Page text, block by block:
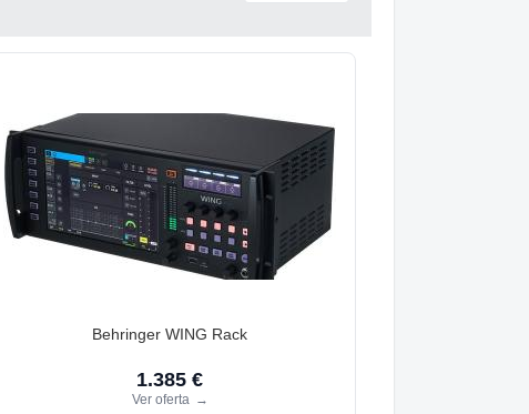
Behringer WING Rack
1.385 €
Ver oferta →